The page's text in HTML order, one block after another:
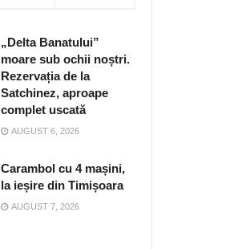
„Delta Banatului”
moare sub ochii noștri.
Rezervația de la
Satchinez, aproape
complet uscată
AUGUST 6, 2026
Carambol cu 4 mașini,
la ieșire din Timișoara
AUGUST 7, 2026